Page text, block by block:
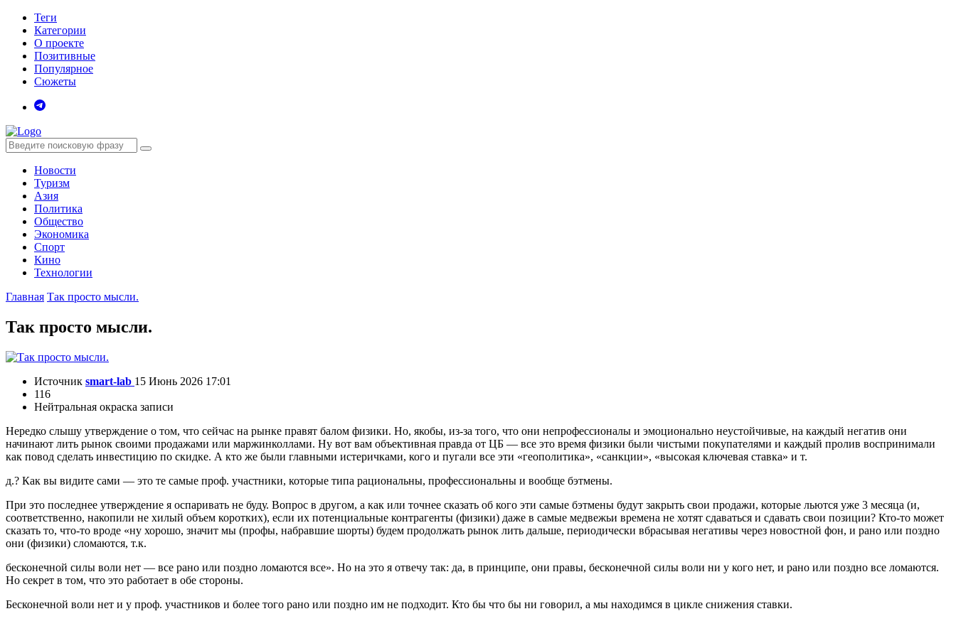
Теги
Категории
О проекте
Позитивные
Популярное
Сюжеты
Новости
Туризм
Азия
Политика
Общество
Экономика
Спорт
Кино
Технологии
Главная Так просто мысли.
Так просто мысли.
Источник smart-lab 15 Июнь 2026 17:01
116
Нейтральная окраска записи
Нередко слышу утверждение о том, что сейчас на рынке правят балом физики. Но, якобы, из-за того, что они непрофессионалы и эмоционально неустойчивые, на каждый негатив они
начинают лить рынок своими продажами или маржинколлами. Ну вот вам объективная правда от ЦБ — все это время физики были чистыми покупателями и каждый пролив воспринимали
как повод сделать инвестицию по скидке. А кто же были главными истеричками, кого и пугали все эти «геополитика», «санкции», «высокая ключевая ставка» и т.
д.? Как вы видите сами — это те самые проф. участники, которые типа рациональны, профессиональны и вообще бэтмены.
При это последнее утверждение я оспаривать не буду. Вопрос в другом, а как или точнее сказать об кого эти самые бэтмены будут закрыть свои продажи, которые льются уже 3 месяца (и,
соответственно, накопили не хилый объем коротких), если их потенциальные контрагенты (физики) даже в самые медвежьи времена не хотят сдаваться и сдавать свои позиции? Кто-то может
сказать то, что-то вроде «ну хорошо, значит мы (профы, набравшие шорты) будем продолжать рынок лить дальше, периодически вбрасывая негативы через новостной фон, и рано или поздно
они (физики) сломаются, т.к.
бесконечной силы воли нет — все рано или поздно ломаются все». Но на это я отвечу так: да, в принципе, они правы, бесконечной силы воли ни у кого нет, и рано или поздно все ломаются.
Но секрет в том, что это работает в обе стороны.
Бесконечной воли нет и у проф. участников и более того рано или поздно им не подходит. Кто бы что бы ни говорил, а мы находимся в цикле снижения ставки.